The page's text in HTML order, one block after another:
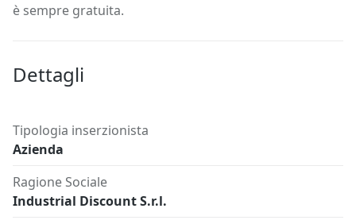
è sempre gratuita.
Dettagli
Tipologia inserzionista
Azienda
Ragione Sociale
Industrial Discount S.r.l.